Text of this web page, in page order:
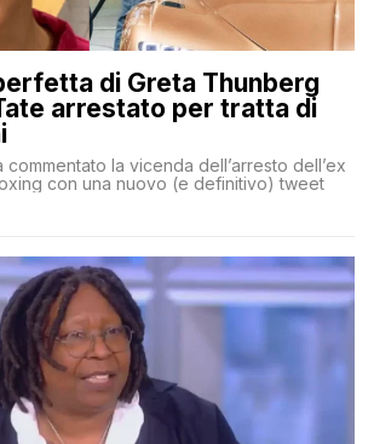
di Greta Thunberg
arrestato per tratta di
la vicenda dell’arresto dell’ex
con una nuovo (e definitivo) tweet